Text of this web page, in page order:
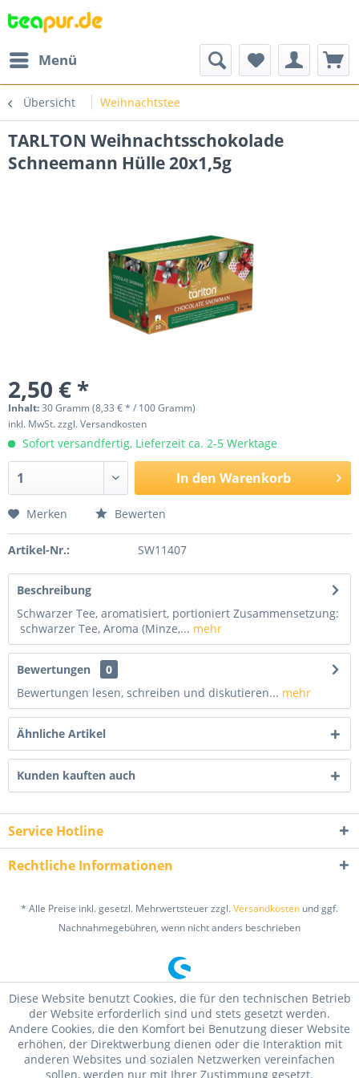
Menü
Übersicht Weihnachtstee
TARLTON Weihnachtsschokolade
Schneemann Hülle 20x1,5g
2,50 € *
Inhalt:30 Gramm (8,33 € * / 100 Gramm)
inkl. MwSt.zzgl. Versandkosten
Sofort versandfertig, Lieferzeit ca. 2-5 Werktage
In den Warenkorb
Merken Bewerten
Artikel-Nr.: SW11407
Beschreibung
Schwarzer Tee, aromatisiert, portioniert Zusammensetzung:
schwarzer Tee, Aroma (Minze,... mehr
Bewertungen
0
Bewertungen lesen, schreiben und diskutieren... mehr
Ähnliche Artikel
Kunden kauften auch
Service Hotline
Rechtliche Informationen
* Alle Preise inkl. gesetzl. Mehrwertsteuer zzgl.Versandkosten und ggf.
Nachnahmegebühren, wenn nicht anders beschrieben
Diese Website benutzt Cookies, die für den technischen Betrieb
der Website erforderlich sind und stets gesetzt werden.
Andere Cookies, die den Komfort bei Benutzung dieser Website
erhöhen, der Direktwerbung dienen oder die Interaktion mit
anderen Websites und sozialen Netzwerken vereinfachen
sollen, werden nur mit Ihrer Zustimmung gesetzt.